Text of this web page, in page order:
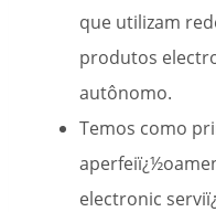
que utilizam
produtos
autônomo.
Temos como
electronic